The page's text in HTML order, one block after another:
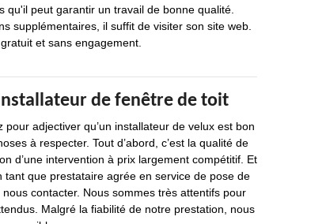
qu'il peut garantir un travail de bonne qualité.
supplémentaires, il suffit de visiter son site web.
et sans engagement.
de fenêtre de toit
pour adjectiver qu’un installateur de velux est bon
à respecter. Tout d’abord, c’est la qualité de
d’une intervention à prix largement compétitif. Et
tant que prestataire agrée en service de pose de
contacter. Nous sommes très attentifs pour
Malgré la fiabilité de notre prestation, nous